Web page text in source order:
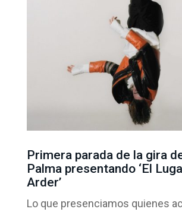
Primera parada de la gira
Palma presentando ‘El
Arder’
Lo que presenciamos quienes